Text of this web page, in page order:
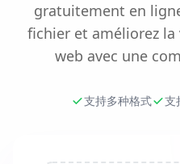
gratuitement en
fichier et améliorez
web avec une
支持多种格式 支